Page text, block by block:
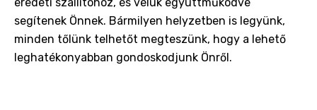
segítenek Önnek. Bármilyen helyzetben is legyünk,
minden tőlünk telhetőt megteszünk, hogy a lehető
leghatékonyabban gondoskodjunk Önről.